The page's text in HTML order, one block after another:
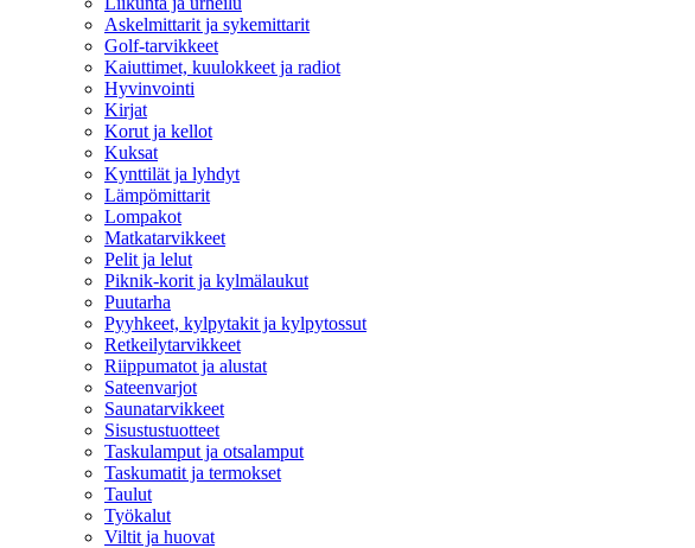
Askelmittarit ja sykemittarit
Golf-tarvikkeet
Kaiuttimet, kuulokkeet ja radiot
Hyvinvointi
Kirjat
Korut ja kellot
Kuksat
Kynttilät ja lyhdyt
Lämpömittarit
Lompakot
Matkatarvikkeet
Pelit ja lelut
Piknik-korit ja kylmälaukut
Puutarha
Pyyhkeet, kylpytakit ja kylpytossut
Retkeilytarvikkeet
Riippumatot ja alustat
Sateenvarjot
Saunatarvikkeet
Sisustustuotteet
Taskulamput ja otsalamput
Taskumatit ja termokset
Taulut
Työkalut
Viltit ja huovat